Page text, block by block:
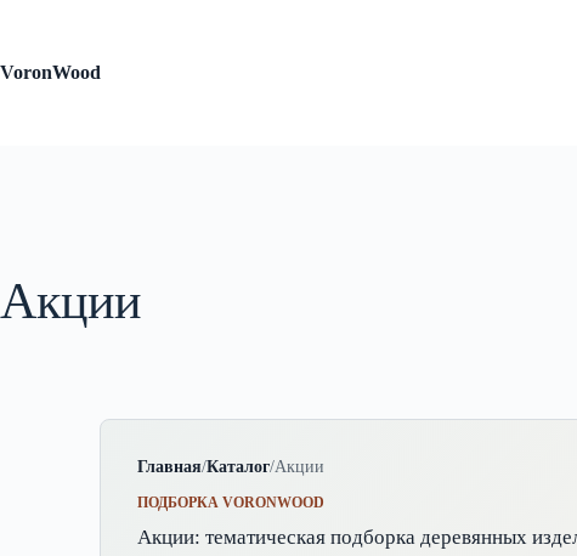
VoronWood
Акции
Главная/Каталог/Акции
ПОДБОРКА VORONWOOD
Акции: тематическая подборка деревянных